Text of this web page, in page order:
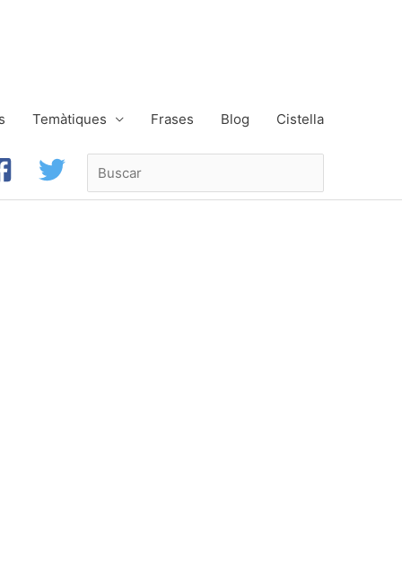
Temàtiques Frases Blog Cistella